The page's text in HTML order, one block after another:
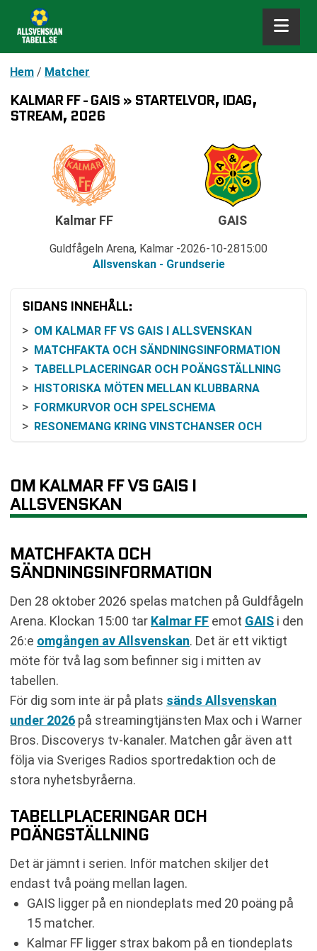
Hem / Matcher
KALMAR FF - GAIS » STARTELVOR, IDAG,
STREAM, 2026
Kalmar FF
Guldfågeln Arena, Kalmar 2026-10-2815:00
Allsvenskan - Grundserie
GAIS
SIDANS INNEHÅLL:
OM KALMAR FF VS GAIS I ALLSVENSKAN
MATCHFAKTA OCH SÄNDNINGSINFORMATION
TABELLPLACERINGAR OCH POÄNGSTÄLLNING
HISTORISKA MÖTEN MELLAN KLUBBARNA
FORMKURVOR OCH SPELSCHEMA
RESONEMANG KRING VINSTCHANSER OCH
SÅ FUNGERAR SERIESYSTEMET I ALLSVENSKAN
VANLIGA FRÅGOR OM KALMAR FF VS GAIS
SENASTE RESULTAT KALMAR FF
RESULTAT INBÖRDES MÖTEN
TABELL
KOMMANDE MATCHER KALMAR FF
KOMMANDE MATCHER GAIS
RELATERADE NYHETER
OM KALMAR FF VS GAIS I
ALLSVENSKAN
MATCHFAKTA OCH
SÄNDNINGSINFORMATION
Den 28 oktober 2026 spelas matchen på Guldfågeln
Arena. Klockan 15:00 tar Kalmar FF emot GAIS i den
26:e omgången av Allsvenskan. Det är ett viktigt
möte för två lag som befinner sig i mitten av
tabellen.
För dig som inte är på plats sänds Allsvenskan
under 2026 på streamingtjänsten Max och i Warner
Bros. Discoverys tv-kanaler. Matchen går även att
följa via Sveriges Radios sportredaktion och de
stora nyhetsbyråerna.
TABELLPLACERINGAR OCH
POÄNGSTÄLLNING
Det är jämnt i serien. Inför matchen skiljer det
endast två poäng mellan lagen.
GAIS ligger på en niondeplats med 20 poäng på
15 matcher.
Kalmar FF ligger strax bakom på en tiondeplats